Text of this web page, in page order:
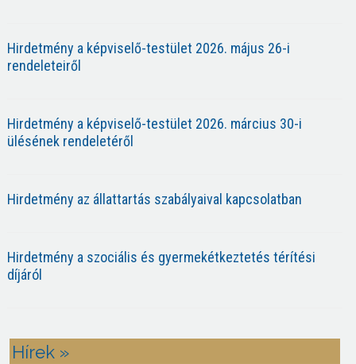
Hirdetmény a képviselő-testület 2026. május 26-i
rendeleteiről
Hirdetmény a képviselő-testület 2026. március 30-i
ülésének rendeletéről
Hirdetmény az állattartás szabályaival kapcsolatban
Hirdetmény a szociális és gyermekétkeztetés térítési
díjáról
Hírek »